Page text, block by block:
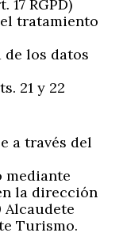
RGPD)
tratamiento
los datos
21 y 22
a través del
mediante
la dirección
Alcaudete
Turismo.